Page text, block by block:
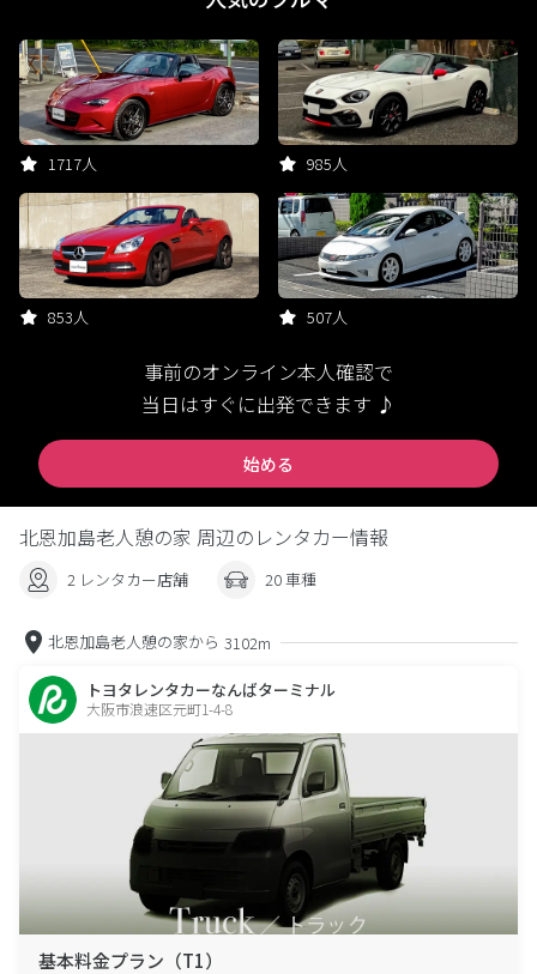
1717人 985人
853人 507人
事前のオンライン本人確認で
当日はすぐに出発できます ♪
始める
北恩加島老人憩の家 周辺のレンタカー情報
2 レンタカー店舗 20 車種
北恩加島老人憩の家から 3102m
トヨタレンタカーなんばターミナル
大阪市浪速区元町1-4-8
基本料金プラン（T1）